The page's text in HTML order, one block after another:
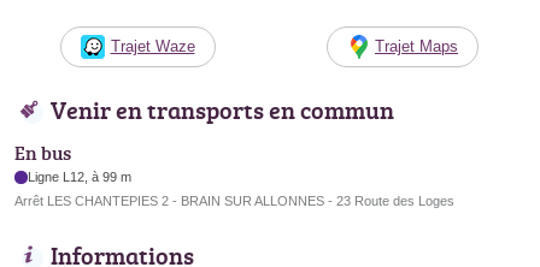
Trajet Waze Trajet Maps
Venir en transports en commun
En bus
Ligne L12, à 99 m
Arrêt LES CHANTEPIES 2 - BRAIN SUR ALLONNES - 23 Route des Loges
Informations